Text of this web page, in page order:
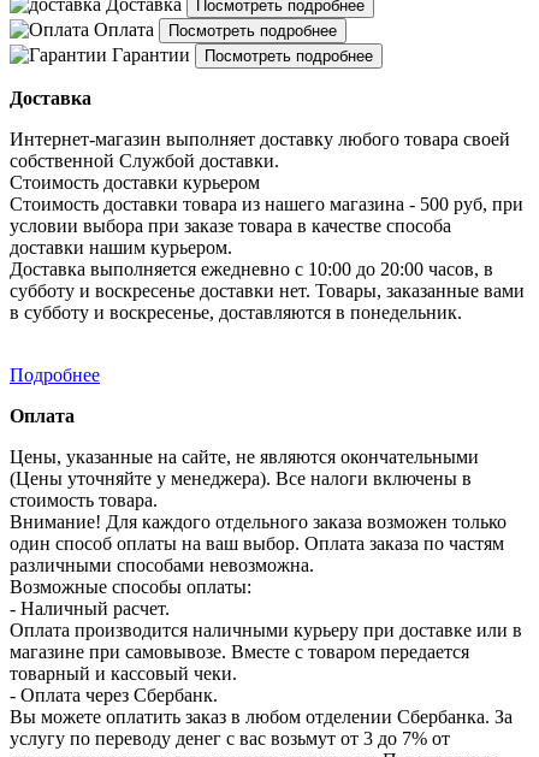
Доставка Посмотреть подробнее
Оплата Посмотреть подробнее
Гарантии Посмотреть подробнее
Доставка
Интернет-магазин выполняет доставку любого товара своей
собственной Службой доставки.
Стоимость доставки курьером
Стоимость доставки товара из нашего магазина - 500 руб, при
условии выбора при заказе товара в качестве способа
доставки нашим курьером.
Доставка выполняется ежедневно с 10:00 до 20:00 часов, в
субботу и воскресенье доставки нет. Товары, заказанные вами
в субботу и воскресенье, доставляются в понедельник.
Подробнее
Оплата
Цены, указанные на сайте, не являются окончательными
(Цены уточняйте у менеджера). Все налоги включены в
стоимость товара.
Внимание! Для каждого отдельного заказа возможен только
один способ оплаты на ваш выбор. Оплата заказа по частям
различными способами невозможна.
Возможные способы оплаты:
- Наличный расчет.
Оплата производится наличными курьеру при доставке или в
магазине при самовывозе. Вместе с товаром передается
товарный и кассовый чеки.
- Оплата через Сбербанк.
Вы можете оплатить заказ в любом отделении Сбербанка. За
услугу по переводу денег с вас возьмут от 3 до 7% от